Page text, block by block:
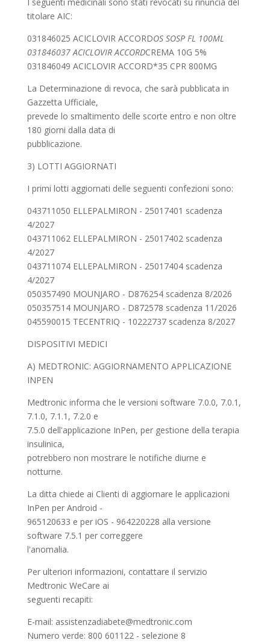
titolare AIC:
031846025 ACICLOVIR ACCORDOS SOSP FL 100ML
031846037 ACICLOVIR ACCORDCREMA 10G 5%
031846049 ACICLOVIR ACCORD*35 CPR 800MG
La Determinazione di revoca, che sarà pubblicata in
Gazzetta Ufficiale,
prevede lo smaltimento delle scorte entro e non oltre
180 giorni dalla data di
pubblicazione.
3) LOTTI AGGIORNATI
I primi lotti aggiornati delle seguenti confezioni sono:
043711050 ELLEPALMIRON - 25017401 scadenza
4/2027
043711062 ELLEPALMIRON - 25017402 scadenza
4/2027
043711074 ELLEPALMIRON - 25017404 scadenza
4/2027
050357490 MOUNJARO - D876254 scadenza 8/2026
050357514 MOUNJARO - D872578 scadenza 11/2026
045590015 TECENTRIQ - 10222737 scadenza 8/2027
DISPOSITIVI MEDICI
A) MEDTRONIC: AGGIORNAMENTO APPLICAZIONE
INPEN
Medtronic informa che le versioni software 7.0.0, 7.0.1,
7.1.0, 7.1.1, 7.2.0 e
7.5.0 dell'applicazione InPen, per gestione della terapia
insulinica,
potrebbero non mostrare le notifiche diurne e
notturne.
La ditta chiede ai Clienti di aggiornare le applicazioni
InPen per Android -
965120633 e per iOS - 964220228 alla versione
software 7.5.1 per correggere
l'anomalia.
Per ulteriori informazioni, contattare il servizio
Medtronic WeCare ai
seguenti recapiti:
E-mail: assistenzadiabete@medtronic.com
Numero verde: 800 601122 - selezione 8